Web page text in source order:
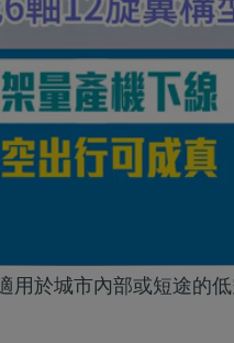
用於城市內部或短途的